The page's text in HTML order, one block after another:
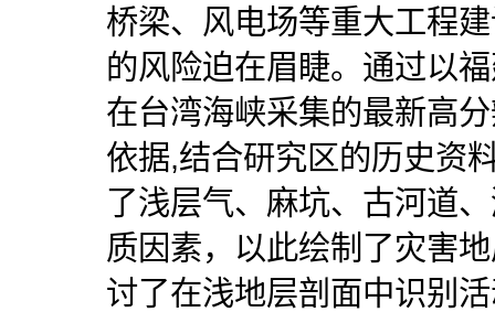
桥梁、风电场等重大工程
的风险迫在眉睫。通过以
在台湾海峡采集的最新高
依据,结合研究区的历史资
了浅层气、麻坑、古河道
质因素，以此绘制了灾害
讨了在浅地层剖面中识别